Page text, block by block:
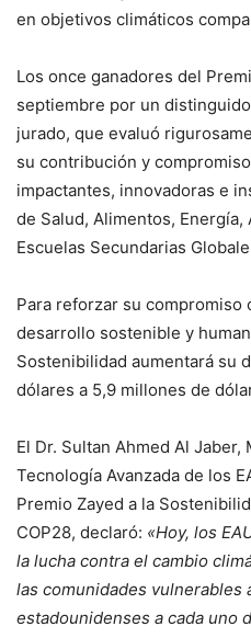
en objetivos climáticos
Los once ganadores del
septiembre por un
jurado, que evaluó
su contribución y
impactantes, innovadoras e
de Salud, Alimentos, Energía,
Escuelas Secundarias
Para reforzar su compromiso
desarrollo sostenible y
Sostenibilidad aumentará su
dólares a 5,9 millones de
El Dr. Sultan Ahmed Al
Tecnología Avanzada de los
Premio Zayed a la
COP28, declaró: «Hoy, los
la lucha contra el cambio
las comunidades vulnerables
estadounidenses a cada uno